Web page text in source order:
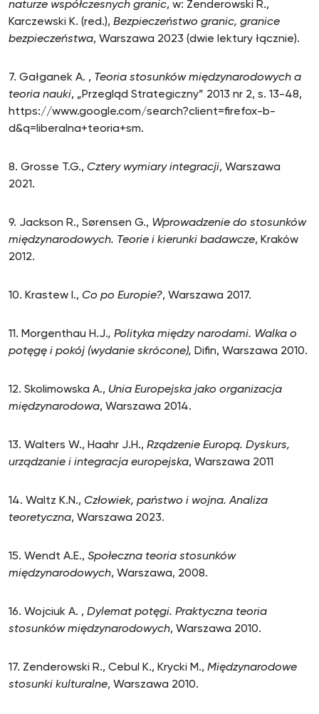
naturze współczesnych granic, w: Zenderowski R.,
Karczewski K. (red.), Bezpieczeństwo granic, granice
bezpieczeństwa, Warszawa 2023 (dwie lektury łącznie).
7. Gałganek A. , Teoria stosunków międzynarodowych a
teoria nauki, „Przegląd Strategiczny” 2013 nr 2, s. 13-48,
https://www.google.com/search?client=firefox-b-
d&q=liberalna+teoria+sm.
8. Grosse T.G., Cztery wymiary integracji, Warszawa
2021.
9. Jackson R., Sørensen G., Wprowadzenie do stosunków
międzynarodowych. Teorie i kierunki badawcze, Kraków
2012.
10. Krastew I., Co po Europie?, Warszawa 2017.
11. Morgenthau H.J., Polityka między narodami. Walka o
potęgę i pokój (wydanie skrócone), Difin, Warszawa 2010.
12. Skolimowska A., Unia Europejska jako organizacja
międzynarodowa, Warszawa 2014.
13. Walters W., Haahr J.H., Rządzenie Europą. Dyskurs,
urządzanie i integracja europejska, Warszawa 2011
14. Waltz K.N., Człowiek, państwo i wojna. Analiza
teoretyczna, Warszawa 2023.
15. Wendt A.E., Społeczna teoria stosunków
międzynarodowych, Warszawa, 2008.
16. Wojciuk A. , Dylemat potęgi. Praktyczna teoria
stosunków międzynarodowych, Warszawa 2010.
17. Zenderowski R., Cebul K., Krycki M., Międzynarodowe
stosunki kulturalne, Warszawa 2010.